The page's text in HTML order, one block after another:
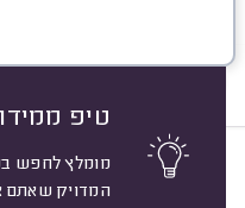
טיפ
מומלץ לחפש
המדויק שאתם
ברק דן, רמת
משוב: 15/06/2026
10